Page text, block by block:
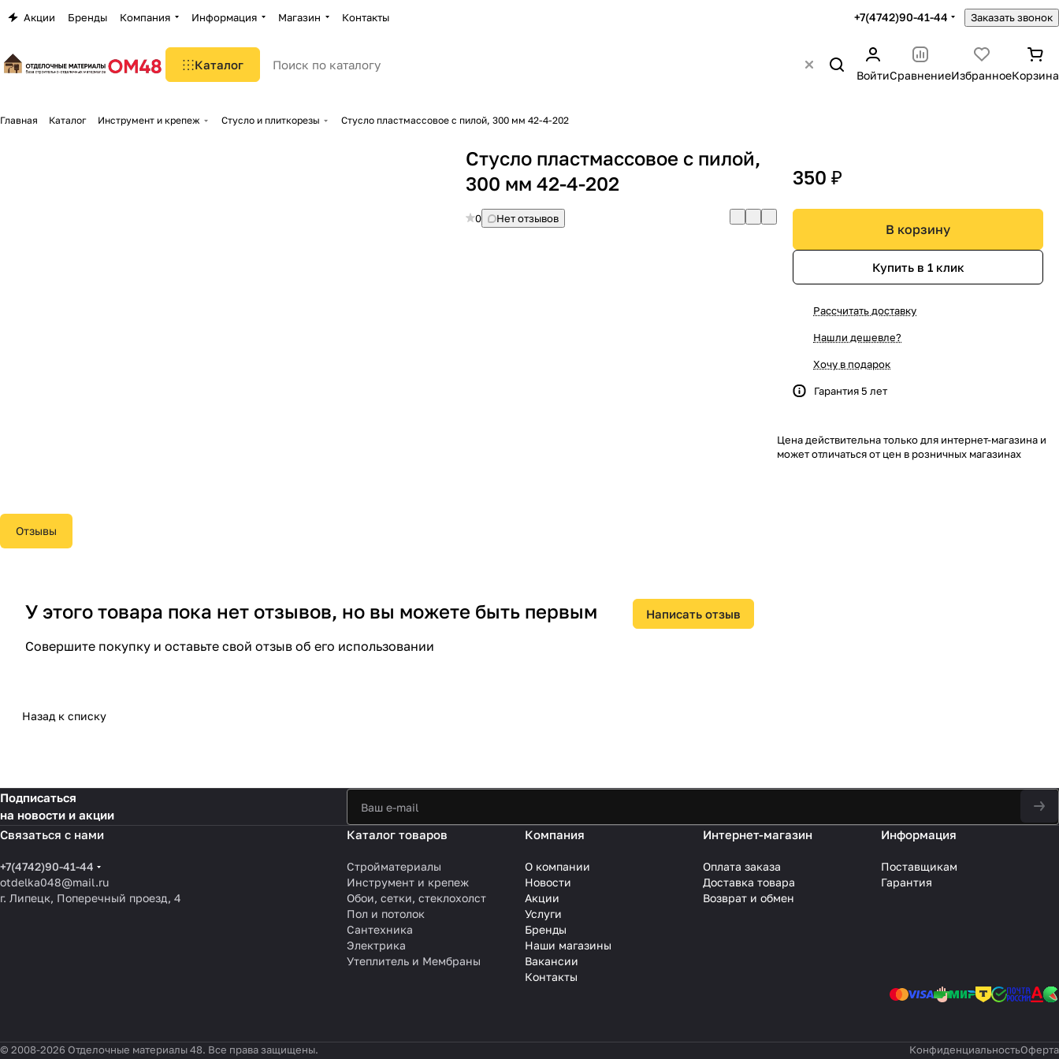
Акции Бренды Компания Информация Магазин Контакты +7(4742)90-41-44 Заказать звонок
Каталог
ВойтиСравнениеИзбранноеКорзина
Главная Каталог Инструмент и крепеж Стусло и плиткорезы Стусло пластмассовое с пилой, 300 мм 42-4-202
Стусло пластмассовое с пилой,
300 мм 42-4-202
0 Нет отзывов
350 ₽
В корзину
Купить в 1 клик
Рассчитать доставку
Нашли дешевле?
Хочу в подарок
Гарантия 5 лет
Цена действительна только для интернет-магазина и
может отличаться от цен в розничных магазинах
Отзывы
У этого товара пока нет отзывов, но вы можете быть первым
Совершите покупку и оставьте свой отзыв об его использовании
Написать отзыв
Назад к списку
Подписаться
на новости и акции
Связаться с нами
+7(4742)90-41-44
otdelka048@mail.ru
г. Липецк, Поперечный проезд, 4
Каталог товаров
Стройматериалы
Инструмент и крепеж
Обои, сетки, стеклохолст
Пол и потолок
Сантехника
Электрика
Утеплитель и Мембраны
Компания
О компании
Новости
Акции
Услуги
Бренды
Наши магазины
Вакансии
Контакты
Интернет-магазин
Оплата заказа
Доставка товара
Возврат и обмен
Информация
Поставщикам
Гарантия
© 2008-2026 Отделочные материалы 48. Все права защищены. КонфиденциальностьОферта